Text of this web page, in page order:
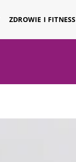
ZDROWIE I FITNESS